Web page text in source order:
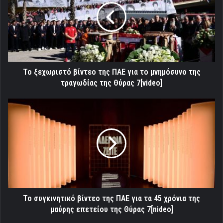
της
ΠΑΕ
για
το
μνημόσυνο
της
τραγωδίας
7[video]
Το ξεχωριστό βίντεο της ΠΑΕ για το μνημόσυνο της
τραγωδίας της Θύρας 7[video]
Το
συγκινητικό
χρόνια
Το συγκινητικό βίντεο της ΠΑΕ για τα 45 χρόνια της
μαύρης επετείου της Θύρας 7[nideo]